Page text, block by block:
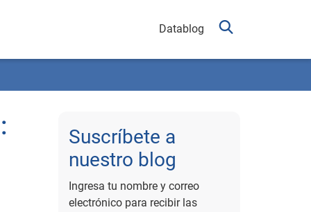
Datablog
Suscríbete a
nuestro blog
Ingresa tu nombre y correo
electrónico para recibir las